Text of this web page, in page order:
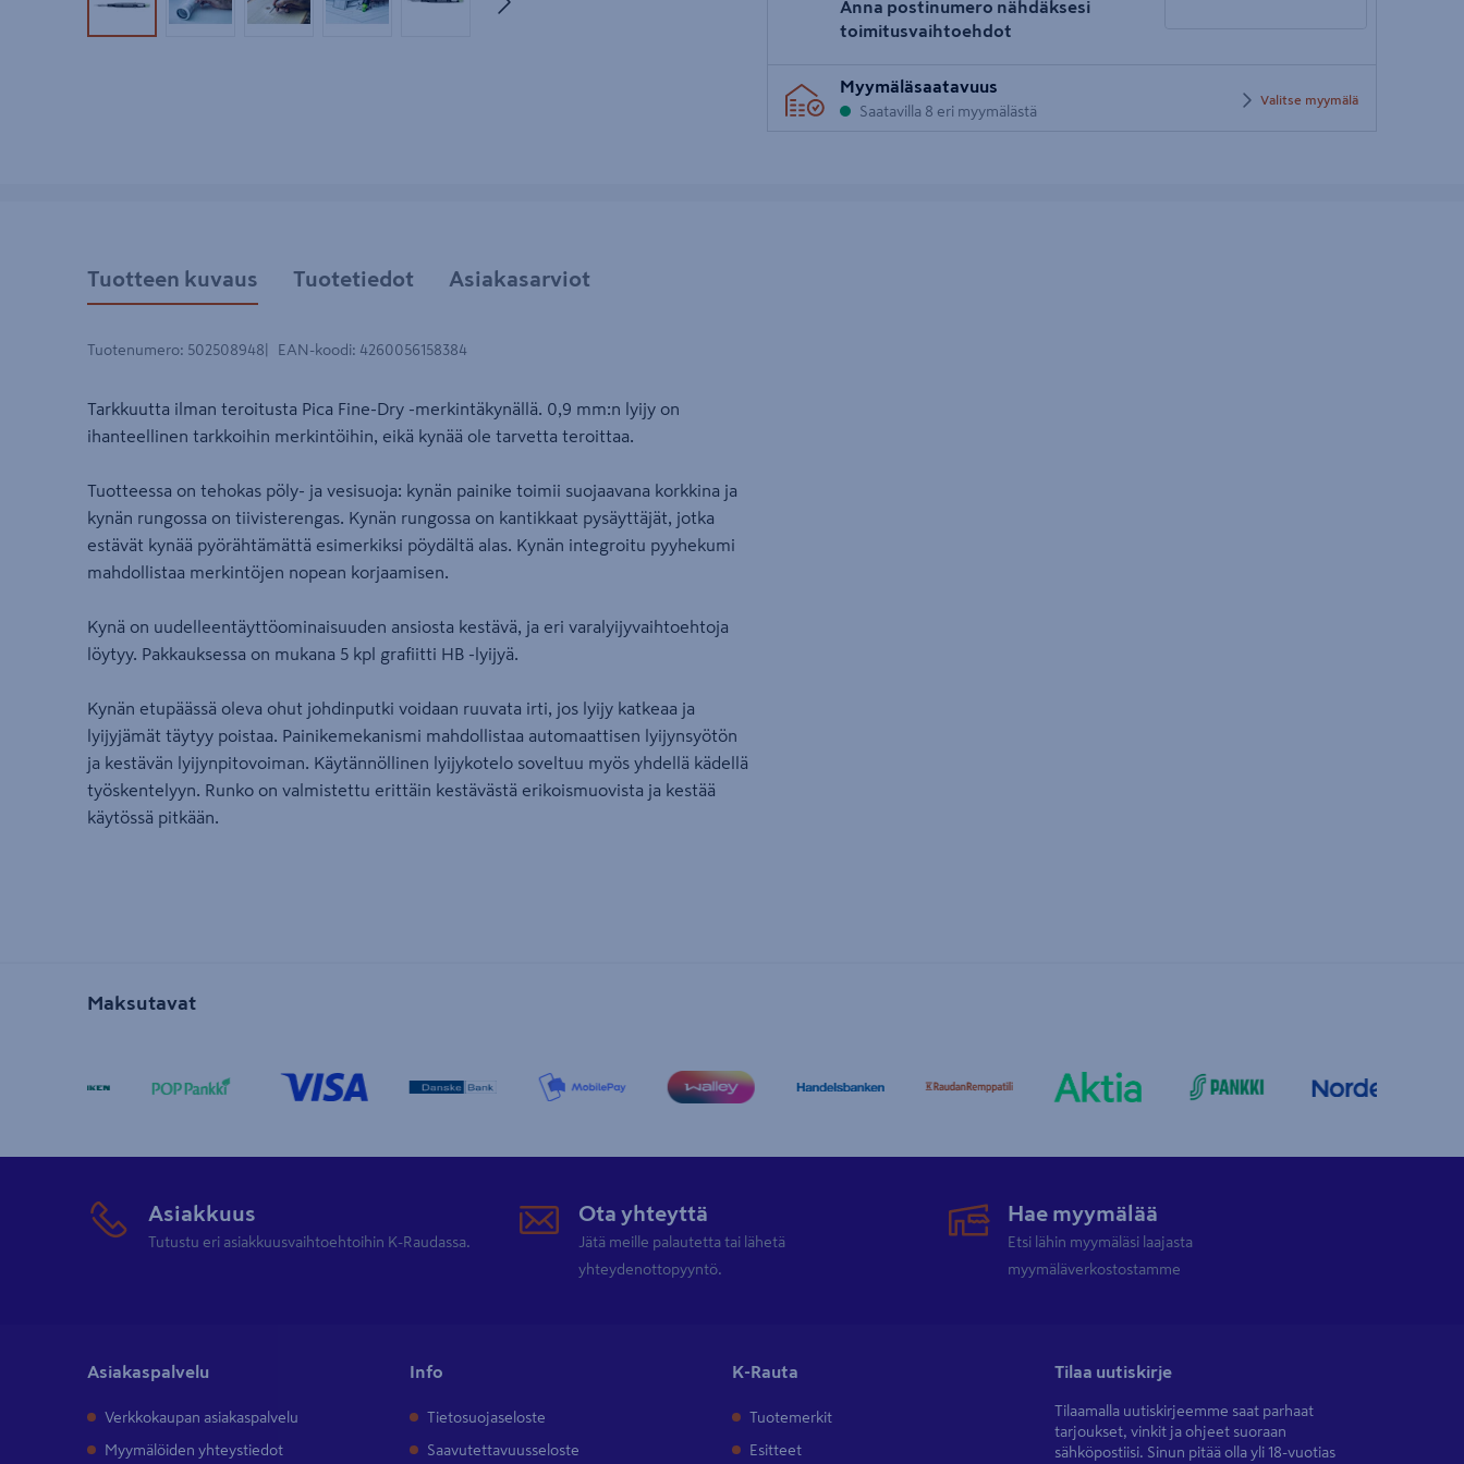
Tuotekuva 1Tuotekuva 2Tuotekuva 3Tuotekuva 4Tuotekuva 5
Anna postinumero nähdäksesi
toimitusvaihtoehdot
postinumero
Myymäläsaatavuus
Saatavilla 8 eri myymälästä
Valitse myymälä
Tuotteen kuvaus Tuotetiedot Asiakasarviot
Tuotenumero: 502508948 EAN-koodi: 4260056158384
Tarkkuutta ilman teroitusta Pica Fine-Dry -merkintäkynällä. 0,9 mm:n lyijy on
ihanteellinen tarkkoihin merkintöihin, eikä kynää ole tarvetta teroittaa.
Tuotteessa on tehokas pöly- ja vesisuoja: kynän painike toimii suojaavana korkkina ja
kynän rungossa on tiivisterengas. Kynän rungossa on kantikkaat pysäyttäjät, jotka
estävät kynää pyörähtämättä esimerkiksi pöydältä alas. Kynän integroitu pyyhekumi
mahdollistaa merkintöjen nopean korjaamisen.
Kynä on uudelleentäyttöominaisuuden ansiosta kestävä, ja eri varalyijyvaihtoehtoja
löytyy. Pakkauksessa on mukana 5 kpl grafiitti HB -lyijyä.
Kynän etupäässä oleva ohut johdinputki voidaan ruuvata irti, jos lyijy katkeaa ja
lyijyjämät täytyy poistaa. Painikemekanismi mahdollistaa automaattisen lyijynsyötön
ja kestävän lyijynpitovoiman. Käytännöllinen lyijykotelo soveltuu myös yhdellä kädellä
työskentelyyn. Runko on valmistettu erittäin kestävästä erikoismuovista ja kestää
käytössä pitkään.
Maksutavat
Asiakkuus
Tutustu eri asiakkuusvaihtoehtoihin K-Raudassa.
Ota yhteyttä
Jätä meille palautetta tai lähetä
yhteydenottopyyntö.
Hae myymälää
Etsi lähin myymäläsi laajasta
myymäläverkostostamme
Asiakaspalvelu
Verkkokaupan asiakaspalvelu
Myymälöiden yhteystiedot
Info
Tietosuojaseloste
Saavutettavuusseloste
K-Rauta
Tuotemerkit
Esitteet
Tilaa uutiskirje
Tilaamalla uutiskirjeemme saat parhaat
tarjoukset, vinkit ja ohjeet suoraan
sähköpostiisi. Sinun pitää olla yli 18-vuotias